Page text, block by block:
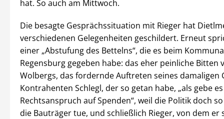
hat. So auch am Mittwoch.
Die besagte Gesprächssituation mit Rieger hat
verschiedenen Gelegenheiten geschildert. Erneut
einer „Abstufung des Bettelns“, die es beim
Regensburg gegeben habe: das eher peinliche Bitten
Wolbergs, das fordernde Auftreten seines damaligen
Kontrahenten Schlegl, der so getan habe, „als gebe
Rechtsanspruch auf Spenden“, weil die Politik doch
die Bauträger tue, und schließlich Rieger, von dem er